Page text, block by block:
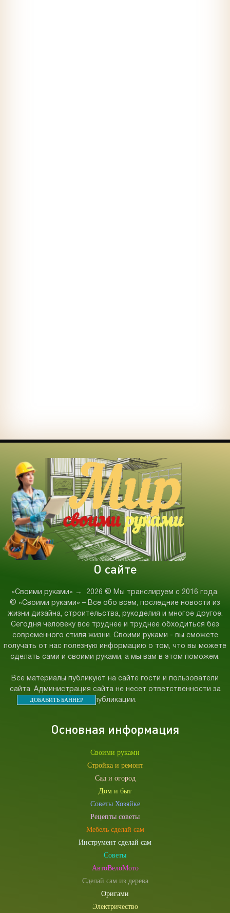
О сайте
«Своими руками» → 2026 © Мы транслируем с 2016 года.
© «Своими руками» – Все обо всем, последние новости из
жизни дизайна, строительства, рукоделия и многое другое.
Сегодня человеку все труднее и труднее обходиться без
современного стиля жизни. Своими руками - вы сможете
получать от нас полезную информацию о том, что вы можете
сделать сами и своими руками, а мы вам в этом поможем.
Все материалы публикуют на сайте гости и пользователи
сайта. Администрация сайта не несет ответственности за
публикации.
ДОБАВИТЬ БАННЕР
Основная информация
Своими руками
Стройка и ремонт
Сад и огород
Дом и быт
Советы Хозяйке
Рецепты советы
Мебель сделай сам
Инструмент сделай сам
Советы
АвтоВелоМото
Сделай сам из дерева
Оригами
Электричество